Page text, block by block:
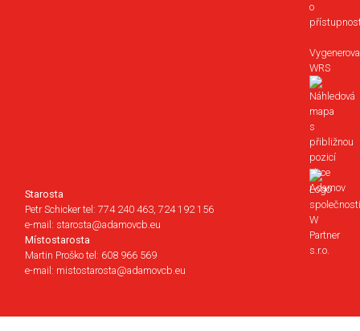
o
WRS
Starosta
Petr Schicker tel: 774 240 463, 724 192 156
e-mail: starosta@adamovcb.eu
Místostarosta
Martin Proško tel: 608 966 569
e-mail: mistostarosta@adamovcb.eu